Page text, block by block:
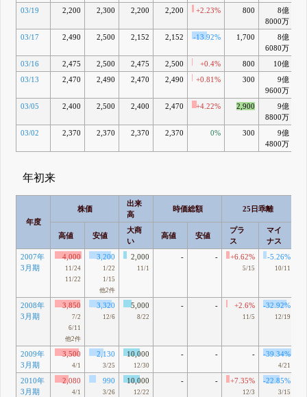
03/19 2,200 2,300 2,200 2,200 +2.23% 800
8億
8000万
03/17 2,490 2,500 2,152 2,152 -13.92% 1,700
8億
6080万
03/16 2,475 2,500 2,475 2,500 +0.4% 800 10億
03/13
2,470 2,490 2,470 2,490 +0.81% 300
9億
9600万
03/05 2,400 2,500 2,400 2,470 +4.22% 2,900
9億
8800万
03/02 2,370 2,370 2,370 2,370 0% 300
9億
4800万
年初来
年度
株価
出来
高
時価総額 25日乖離
高値 安値
大商
い
高値 安値
プラ
ス
マイ
ナス
2007年
3月期
4,000
11/24
11/22
3,200
1/22
1/15
他2件
2,000
11/1
- - +6.62%
5/15
-5.26%
10/11
2008年
3月期
3,850
7/2
6/11
他2件
3,320
12/6
5,000
8/22
- - +2.6%
11/5
-32.92%
12/19
2009年
3月期
3,500
4/1
2,130
3/25
10,000
12/30
- - - -39.34%
4/21
2010年
3月期
2,080
4/1
990
3/26
10,000
12/22
- - +7.35%
12/3
-22.85%
3/15